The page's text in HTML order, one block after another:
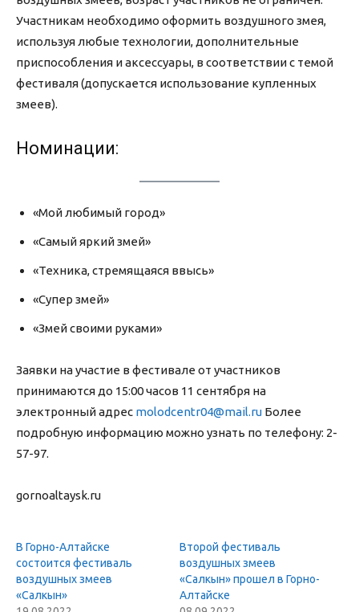
Участникам необходимо оформить воздушного змея,
используя любые технологии, дополнительные
приспособления и аксессуары, в соответствии с темой
фестиваля (допускается использование купленных
змеев).
Номинации:
«Мой любимый город»
«Самый яркий змей»
«Техника, стремящаяся ввысь»
«Супер змей»
«Змей своими руками»
Заявки на участие в фестивале от участников
принимаются до 15:00 часов 11 сентября на
электронный адрес molodcentr04@mail.ru Более
подробную информацию можно узнать по телефону: 2-
57-97.
gornoaltaysk.ru
В Горно-Алтайске
состоится фестиваль
воздушных змеев
«Салкын»
Второй фестиваль
воздушных змеев
«Салкын» прошел в Горно-
Алтайске